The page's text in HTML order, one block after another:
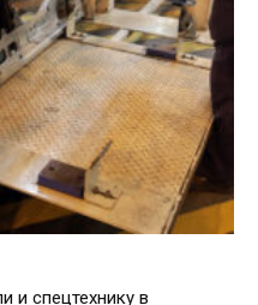
и спецтехнику в